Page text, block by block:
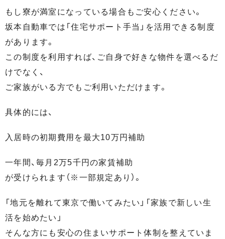
もし寮が満室になっている場合もご安心ください。
坂本自動車では「住宅サポート手当」を活用できる制度
があります。
この制度を利用すれば、ご自身で好きな物件を選べるだ
けでなく、
ご家族がいる方でもご利用いただけます。
具体的には、
入居時の初期費用を最大10万円補助
一年間、毎月2万5千円の家賃補助
が受けられます（※一部規定あり）。
「地元を離れて東京で働いてみたい」「家族で新しい生
活を始めたい」
そんな方にも安心の住まいサポート体制を整えていま